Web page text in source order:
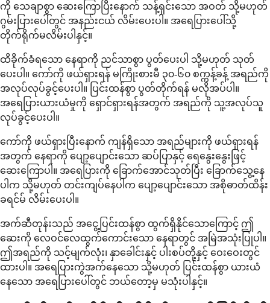
ကို သေချာစွာ ဆေးကြောပြီးနောက် သန့်ရှင်းသော အဝတ် သို့မဟုတ်
ဂွမ်းပြားပေါ်တွင် အနည်းငယ် လိမ်းပေးပါ။ အရေပြားပေါ်သို့
တိုက်ရိုက်မလိမ်းပါနှင့်။
ထိခိုက်ခံရသော နေရာကို ညင်သာစွာ ပွတ်ပေးပါ သို့မဟုတ် သုတ်
ပေးပါ။ ကော်ကို ဖယ်ရှားရန် မကြိုးစားမီ ၃၀-၆၀ စက္ကန့်ခန့် အရည်ကို
အလုပ်လုပ်ခွင့်ပေးပါ။ ပြင်းထန်စွာ ပွတ်တိုက်ရန် မလိုအပ်ပါ။
အရေပြားယားယံမှုကို ရှောင်ရှားရန်အတွက် အရည်ကို သူ့အလုပ်သူ
လုပ်ခွင့်ပေးပါ။
ကော်ကို ဖယ်ရှားပြီးနောက် ကျန်ရှိသော အရည်များကို ဖယ်ရှားရန်
အတွက် နေရာကို ပျော့ပျောင်းသော ဆပ်ပြာနှင့် ရေနွေးနွေးဖြင့်
ဆေးကြောပါ။ အရေပြားကို ခြောက်အောင်သုတ်ပြီး ခြောက်သွေ့နေ
ပါက သို့မဟုတ် တင်းကျပ်နေပါက ပျော့ပျောင်းသော အစိုဓာတ်ထိန်း
ခရင်မ် လိမ်းပေးပါ။
အက်ဆီတုန်းသည် အငွေ့ပြင်းထန်စွာ ထွက်ရှိနိုင်သောကြောင့် ဤ
ဆေးကို လေဝင်လေထွက်ကောင်းသော နေရာတွင် အမြဲအသုံးပြုပါ။
ဤအရည်ကို သင့်မျက်လုံး၊ နှာခေါင်းနှင့် ပါးစပ်တို့နှင့် ဝေးဝေးတွင်
ထားပါ။ အရေပြားကွဲအက်နေသော သို့မဟုတ် ပြင်းထန်စွာ ယားယံ
နေသော အရေပြားပေါ်တွင် ဘယ်တော့မှ မသုံးပါနှင့်။